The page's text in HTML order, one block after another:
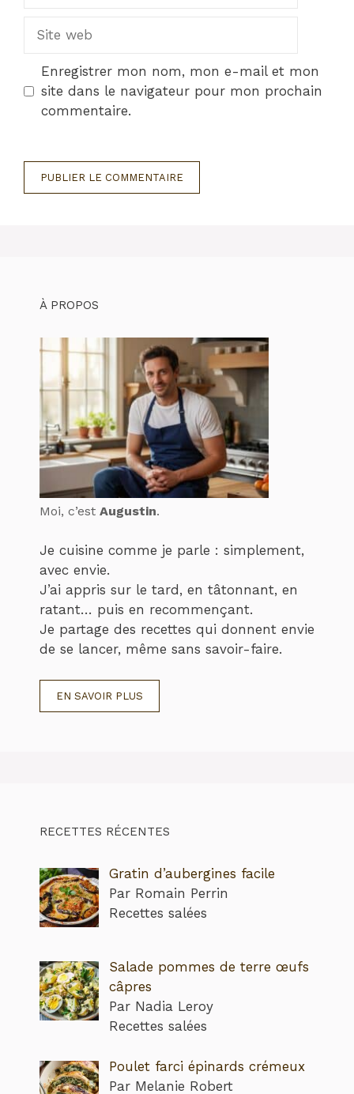
Site
Enregistrer mon nom, mon e-mail et mon
site dans le navigateur pour mon prochain
commentaire.
À PROPOS
Moi, c’est Augustin.
Je cuisine comme je parle : simplement,
avec envie.
J’ai appris sur le tard, en tâtonnant, en
ratant… puis en recommençant.
Je partage des recettes qui donnent envie
de se lancer, même sans savoir-faire.
EN SAVOIR PLUS
RECETTES RÉCENTES
Gratin d’aubergines facile
Par Romain Perrin
Recettes salées
Salade pommes de terre œufs
câpres
Par Nadia Leroy
Recettes salées
Poulet farci épinards crémeux
Par Melanie Robert